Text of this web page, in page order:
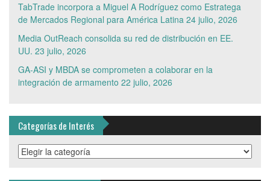
TabTrade incorpora a Miguel A Rodríguez como Estratega
de Mercados Regional para América Latina 24 julio, 2026
Media OutReach consolida su red de distribución en EE.
UU. 23 julio, 2026
GA-ASI y MBDA se comprometen a colaborar en la
integración de armamento 22 julio, 2026
Categorías de Interés
Categorías
de